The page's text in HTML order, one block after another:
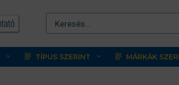
TÍPUS SZERINT MÁRKÁK